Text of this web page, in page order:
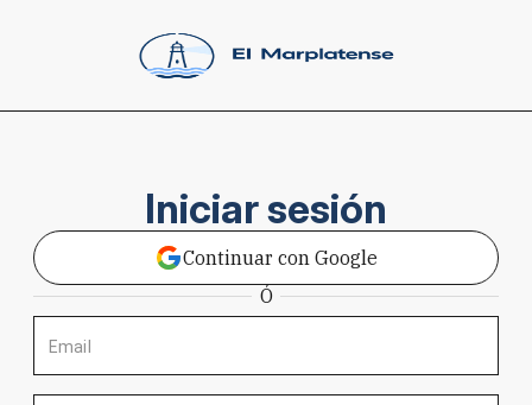
Iniciar sesión
Continuar con Google
Ó
Email